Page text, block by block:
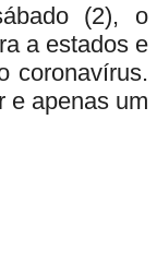
(2), o
a estados e
coronavírus.
e apenas um